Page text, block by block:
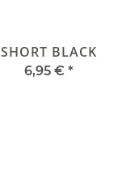
SHORT BLACK
6,95 € *